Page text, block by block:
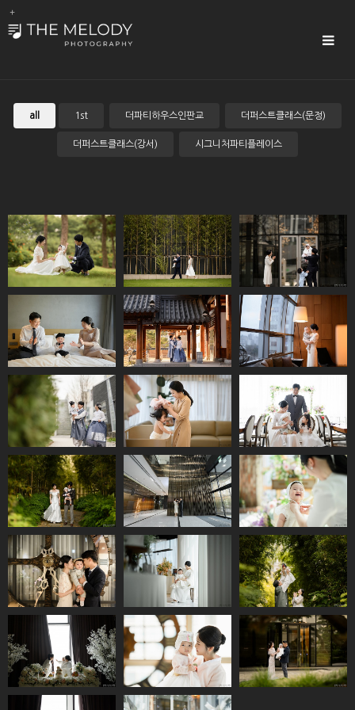
Toggle
all 1st 더파티하우스인판교 더퍼스트클래스(문정)
더퍼스트클래스(강서) 시그니처파티플레이스
오라카이호텔(송
도)
광명테이크호텔
코트야드메리어트
(광교)
광명테이크호텔 경원재
코트야드메리어트
(판교)
우설화 쉐어더모먼트
더파티하우스인판
교
더퍼스트클래스(문
정)
더퍼스트클래스(강
서)
더파티하우스인판
교
더퍼스트클래스(문
정)
더파티하우스인판
교
더퍼스트클래스(문
정)
더퍼스트클래스(강
서)
더퍼스트클래스(문
정)